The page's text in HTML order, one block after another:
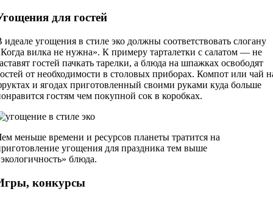
для гостей
идеале угощения в стиле эко должны соответствовать слогану
вилка не нужна». К примеру тарталетки с салатом — не
гостей пачкать тарелки, а блюда на шпажках освободят
от необходимости в столовых приборах. Компот или чай
и ягодах приготовленный своими руками куда больше
гостям чем покупной сок в коробках.
меньше времени и ресурсов планеты тратится на
угощения для праздника тем выше
блюда.
конкурсы